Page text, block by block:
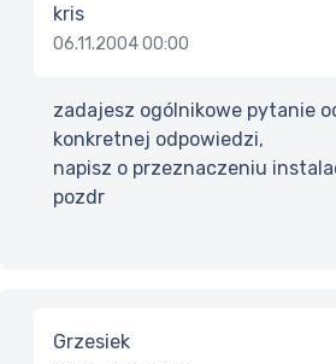
kris
06.11.2004 00:00
zadajesz ogólnikowe pytanie
konkretnej odpowiedzi,
napisz o przeznaczeniu
pozdr
Grzesiek